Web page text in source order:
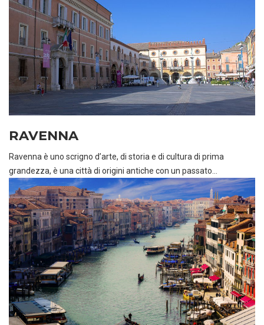
RAVENNA
Ravenna è uno scrigno d’arte, di storia e di cultura di prima
grandezza, è una città di origini antiche con un passato...